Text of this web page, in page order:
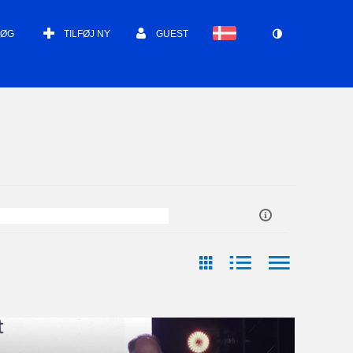
TILFØJ NY GUEST
Update Date Arrangør